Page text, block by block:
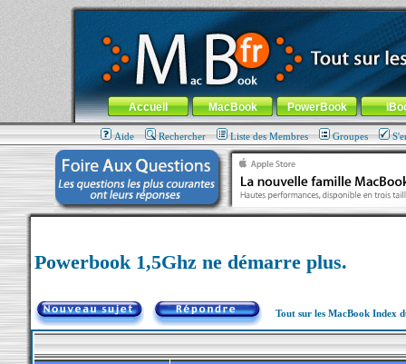
MacBook-fr.com : 100% Apple... 100% nomade !
Aller au contenu-Aller au menu général-Aller au menu de
Menu général
Accueil MacBook PowerBook
Aide Rechercher Liste des Membres Groupes
Powerbook 1,5Ghz ne démarre plus.
Tout sur les MacBook Index